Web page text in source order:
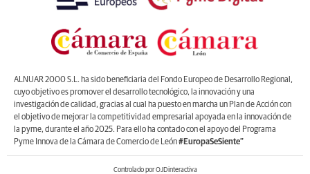
ALNUAR 2000 S.L. ha sido beneficiaria del Fondo Europeo de Desarrollo Regional,
cuyo objetivo es promover el desarrollo tecnológico, la innovación y una
investigación de calidad, gracias al cual ha puesto en marcha un Plan de Acción con
el objetivo de mejorar la competitividad empresarial apoyada en la innovación de
la pyme, durante el año 2025. Para ello ha contado con el apoyo del Programa
Pyme Innova de la Cámara de Comercio de León#EuropaSeSiente”
Controlado por OJDinteractiva